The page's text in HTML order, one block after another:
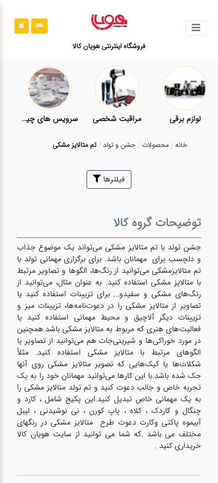
فروشگاه اینترنتی هویان کالا
محصولات
قوانین
سایت
ارتباط
باما
لوازم برقی
مراقبت شخصی
سرویس های
چینی زرین
قاشق و چنگال
لوازم خانه
لوازم پلاسکو
آشپزخانه
لوازم متفرقه
آشپزخانه
لوازم برقی مراقبت شخصی
خانه محصولات جشن و تولد تم متالایز مشکی
فیلترها
توضیحات گروه کالا
جشن تولد با تم متالایز مشکی می‌تواند یک موضوع جذاب
و دلچسب برای مهمانان باشد. برای برگزاری مهمانی تولد با
تم متالایزمشکی می‌توانید از رنگ‌ها، الگوها و تصاویر مرتبط
با متالایز مشکی استفاده کنید. به عنوان مثال، می‌توانید از
رنگ‌های مشکی و سفیدو... برای تزیینات استفاده کنید یا
تصاویر از متالایز مشکی را در دعوت‌نامه‌ها، تزیینات میز و
تزیینات دیگر آلاچیق و محیط مهمانی استفاده کنید یا
فعالیت‌های هنری که مربوط به متالایز مشکی باشد.همچنین
در مورد خوراکی‌ها و شیرینی‌جات هم می‌توانید از تصاویر یا
الگوهای مرتبط با متالایز مشکی استفاده کنید. مثلاً
شکلات‌ها یا کیک‌هایی که تصویر متالایز مشکی روی آنها
حک شده باشد.با این کارها می‌توانید مهمانان خود را به یک
تجربه خاص و جالب دعوت کنید و تم تولد متالایز مشکی را
به یک مهمانی خاص تبدیل کنید.این پکیج شامل ، کارد و
چنگال و کاردک ، کلاه ، پاپ کورن ، نی نوشیدنی ، لیبل
آبیموه پاکتی وکارت دعوت طرح متالایز مشکی در رنگهای
مختلف می باشد .که شما می توانید از سایت هویان کالا
خریداری کنید .